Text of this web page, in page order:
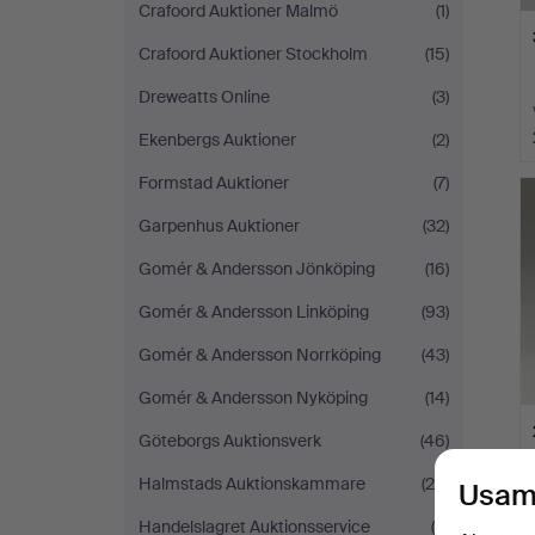
Crafoord Auktioner Malmö
(1)
Crafoord Auktioner Stockholm
(15)
Dreweatts Online
(3)
Ekenbergs Auktioner
(2)
Formstad Auktioner
(7)
Garpenhus Auktioner
(32)
Gomér & Andersson Jönköping
(16)
Gomér & Andersson Linköping
(93)
Gomér & Andersson Norrköping
(43)
Gomér & Andersson Nyköping
(14)
Göteborgs Auktionsverk
(46)
Halmstads Auktionskammare
(29)
Handelslagret Auktionsservice
(6)